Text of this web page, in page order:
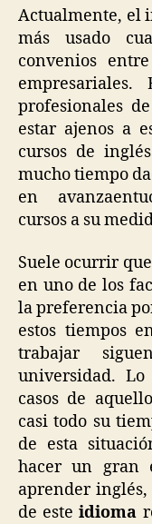
Actualmente, el
más usado
convenios
profesionales
estar ajenos a
cursos de
mucho tiempo
en
cursos a su
Suele ocurrir
en uno de los
la preferencia
estos tiempos
trabajar
universidad.
casos de
casi todo su
de esta
hacer un gran
aprender
de esteidioma